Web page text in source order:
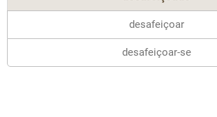
desafeiçoar
desafeiçoar-se